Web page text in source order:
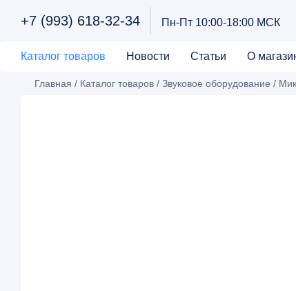
Пн-Пт 10:00-18:00 МСК
+7 (993) 618-32-34
Каталог товаров Новости Статьи О
Главная / Каталог товаров / Звуковое оборудование /